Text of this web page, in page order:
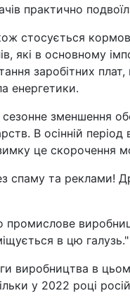
практично
стосується
які в основному
заробітних
енергетики.
зменшення
В осінній
це скорочення
спаму та реклами!
промислове
в цю галузь."
виробництва в
у 2022 році